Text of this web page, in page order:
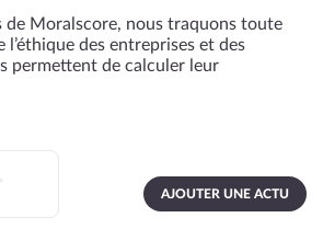
de Moralscore, nous traquons toute
l’éthique des entreprises et des
permettent de calculer leur
AJOUTER UNE ACTU